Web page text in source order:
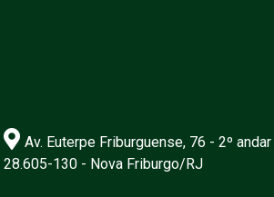
Av. Euterpe Friburguense, 76 - 2º
28.605-130 - Nova Friburgo/RJ